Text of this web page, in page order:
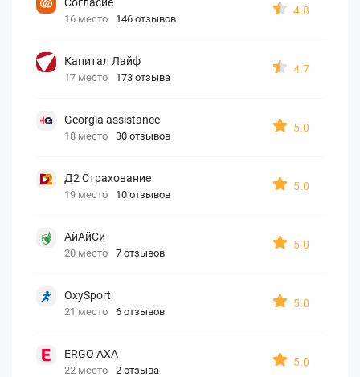
16 место 146 отзывов
4.8
Капитал Лайф
17 место 173 отзыва
4.7
Georgia assistance
18 место 30 отзывов
5.0
Д2 Страхование
19 место 10 отзывов
5.0
АйАйСи
20 место 7 отзывов
5.0
OxySport
21 место 6 отзывов
5.0
ERGO AXA
22 место 2 отзыва
5.0